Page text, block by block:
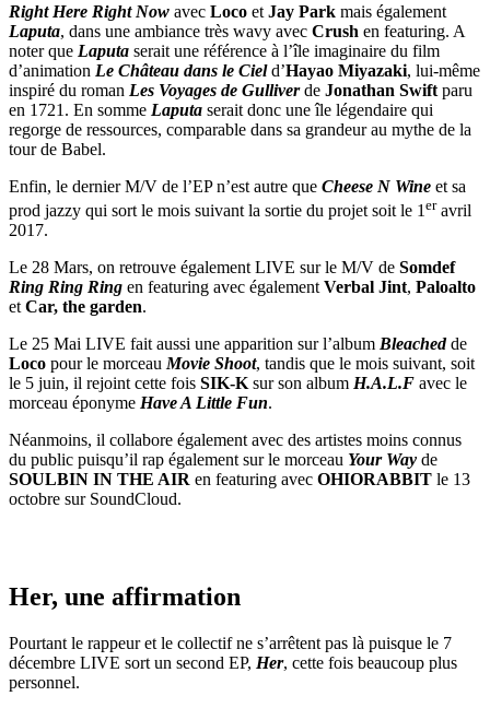
Right Here Right Now avec Loco et Jay Park mais également
Laputa, dans une ambiance très wavy avec Crush en featuring. A
noter que Laputa serait une référence à l’île imaginaire du film
d’animation Le Château dans le Cield’Hayao Miyazaki, lui-même
inspiré du roman Les Voyages de Gulliverde Jonathan Swift paru
en 1721. En somme Laputa serait donc une île légendaire qui
regorge de ressources, comparable dans sa grandeur au mythe de la
tour de Babel.
Enfin, le dernier M/V de l’EP n’est autre que Cheese N Wine et sa
prod jazzy qui sort le mois suivant la sortie du projet soit le 1 eravril
2017.
Le 28 Mars, on retrouve également LIVE sur le M/V de Somdef
Ring Ring Ring en featuring avec également Verbal Jint, Paloalto
et Car, the garden.
Le 25 Mai LIVE fait aussi une apparition sur l’album Bleachedde
Loco pour le morceau Movie Shoot, tandis que le mois suivant, soit
le 5 juin, il rejoint cette fois SIK-K sur son album H.A.L.F avec le
morceau éponyme Have A Little Fun.
Néanmoins, il collabore également avec des artistes moins connus
du public puisqu’il rap également sur le morceau Your Way de
SOULBIN IN THE AIR en featuring avec OHIORABBIT le 13
octobre sur SoundCloud.
Her, une affirmation
Pourtant le rappeur et le collectif ne s’arrêtent pas là puisque le 7
décembre LIVE sort un second EP, Her, cette fois beaucoup plus
personnel.